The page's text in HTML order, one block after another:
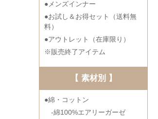
●メンズインナー
●お試し＆お得セット（送料無
料）
●アウトレット（在庫限り）
※販売終了アイテム
【 素材別 】
●綿・コットン
-綿100%エアリーガーゼ